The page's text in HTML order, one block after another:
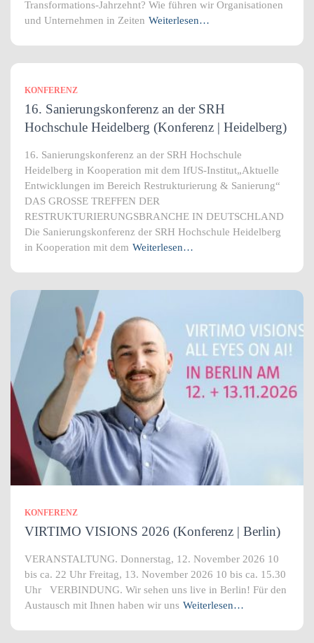
Transformations-Jahrzehnt? Wie führen wir Organisationen
und Unternehmen in Zeiten Weiterlesen…
KONFERENZ
16. Sanierungskonferenz an der SRH
Hochschule Heidelberg (Konferenz | Heidelberg)
16. Sanierungskonferenz an der SRH Hochschule
Heidelberg in Kooperation mit dem IfUS-Institut„Aktuelle
Entwicklungen im Bereich Restrukturierung & Sanierung“
DAS GROSSE TREFFEN DER
RESTRUKTURIERUNGSBRANCHE IN DEUTSCHLAND
Die Sanierungskonferenz der SRH Hochschule Heidelberg
in Kooperation mit dem Weiterlesen…
KONFERENZ
VIRTIMO VISIONS 2026 (Konferenz | Berlin)
VERANSTALTUNG. Donnerstag, 12. November 2026 10
bis ca. 22 Uhr Freitag, 13. November 2026 10 bis ca. 15.30
Uhr VERBINDUNG. Wir sehen uns live in Berlin! Für den
Austausch mit Ihnen haben wir uns Weiterlesen…